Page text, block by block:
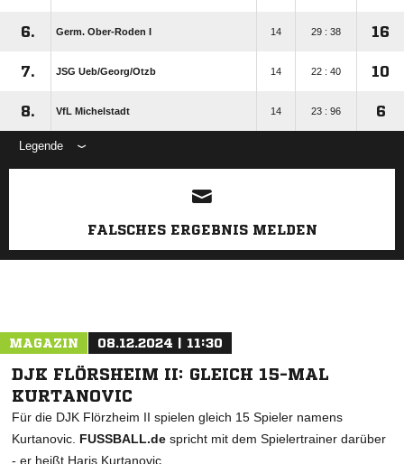
6. Germ. Ober-Roden I 14 29 : 38 16
7. JSG Ueb/​Georg/​Otzb 14 22 : 40 10
8. VfL Michelstadt 14 23 : 96 6
Legende
ANZEIGE
FALSCHES ERGEBNIS MELDEN
MAGAZIN 08.12.2024 | 11:30
DJK FLÖRSHEIM II: GLEICH 15-MAL
KURTANOVIC
Für die DJK Flörzheim II spielen gleich 15 Spieler namens
Kurtanovic. FUSSBALL.de spricht mit dem Spielertrainer darüber
- er heißt Haris Kurtanovic.